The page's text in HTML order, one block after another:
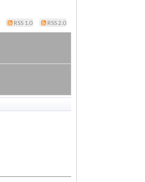
RSS 1.0 RSS 2.0